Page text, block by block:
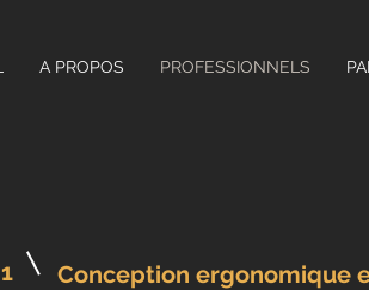
A PROPOS PROFESSIONNELS
1 Conception ergonomique